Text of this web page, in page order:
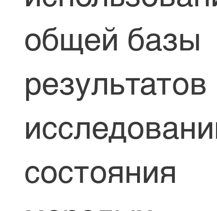
общей базы
результатов
состояния